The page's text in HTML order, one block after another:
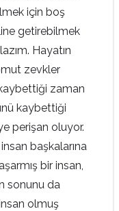
için boş
getirebilmek
Hayatın
zevkler
zaman
kaybettiği
perişan oluyor.
başkalarına
bir insan,
sonunu da
olmuş